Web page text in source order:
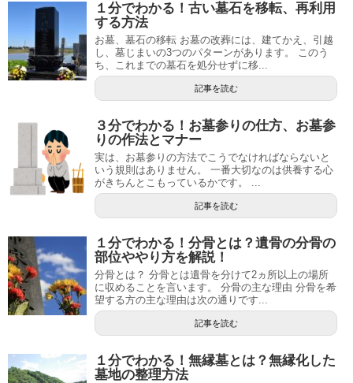
１分でわかる！古い墓石を移転、再利用
する方法
お墓、墓石の移転 お墓の改葬には、建てかえ、引越
し、墓じまいの3つのパターンがあります。 このう
ち、これまでの墓石を処分せずに移...
記事を読む
３分でわかる！お墓参りの仕方、お墓参
りの作法とマナー
実は、お墓参りの方法でこうでなければならないと
いう規則はありません。 一番大切なのは供養する心
がきちんとこもっているかです。 ...
記事を読む
１分でわかる！分骨とは？遺骨の分骨の
部位ややり方を解説！
分骨とは？ 分骨とは遺骨を分けて2ヵ所以上の場所
に収めることを言います。 分骨の主な理由 分骨を希
望する方の主な理由は次の通りです...
記事を読む
１分でわかる！無縁墓とは？無縁化した
墓地の整理方法